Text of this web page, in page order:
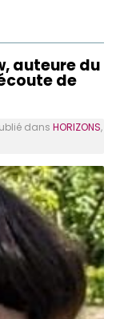
auteure du
de
dans HORIZONS,